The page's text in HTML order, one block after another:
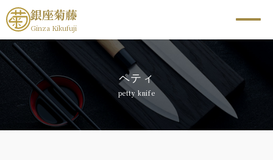
銀座菊藤
Ginza Kikufuji
ペティ
petty knife